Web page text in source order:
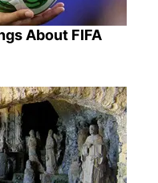
About FIFA